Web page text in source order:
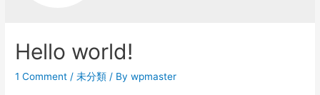
Hello world!
1 Comment /未分類 / Bywpmaster